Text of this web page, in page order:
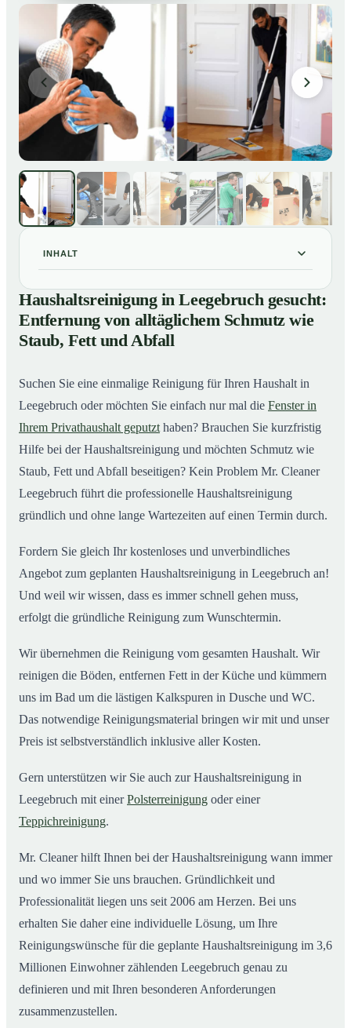
INHALT
Haushaltsreinigung in Leegebruch gesucht: Entfernung
von alltäglichem Schmutz wie Staub, Fett und Abfall
02
So läuft eine professionelle Haushaltsreinigung in
Leegebruch ab
Haushaltsreinigung in Leegebruch gesucht:
Entfernung von alltäglichem Schmutz wie
Staub, Fett und Abfall
Suchen Sie eine einmalige Reinigung für Ihren Haushalt in
Leegebruch oder möchten Sie einfach nur mal die Fenster in
Ihrem Privathaushalt geputzt haben? Brauchen Sie kurzfristig
Hilfe bei der Haushaltsreinigung und möchten Schmutz wie
Staub, Fett und Abfall beseitigen? Kein Problem Mr. Cleaner
Leegebruch führt die professionelle Haushaltsreinigung
gründlich und ohne lange Wartezeiten auf einen Termin durch.
Fordern Sie gleich Ihr kostenloses und unverbindliches
Angebot zum geplanten Haushaltsreinigung in Leegebruch an!
Und weil wir wissen, dass es immer schnell gehen muss,
erfolgt die gründliche Reinigung zum Wunschtermin.
Wir übernehmen die Reinigung vom gesamten Haushalt. Wir
reinigen die Böden, entfernen Fett in der Küche und kümmern
uns im Bad um die lästigen Kalkspuren in Dusche und WC.
Das notwendige Reinigungsmaterial bringen wir mit und unser
Preis ist selbstverständlich inklusive aller Kosten.
Gern unterstützen wir Sie auch zur Haushaltsreinigung in
Leegebruch mit einerPolsterreinigung oder einer
Teppichreinigung.
Mr. Cleaner hilft Ihnen bei der Haushaltsreinigung wann immer
und wo immer Sie uns brauchen. Gründlichkeit und
Professionalität liegen uns seit 2006 am Herzen. Bei uns
erhalten Sie daher eine individuelle Lösung, um Ihre
Reinigungswünsche für die geplante Haushaltsreinigung im 3,6
Millionen Einwohner zählenden Leegebruch genau zu
definieren und mit Ihren besonderen Anforderungen
zusammenzustellen.